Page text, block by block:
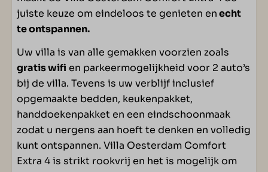
Steiger met zwemtrap
Tuin
Tuinmeubilair
Twee zonneligbedden
juiste keuze om eindeloos te genieten enecht
te ontspannen.
Uw villa is van alle gemakken voorzien zoals
gratis wifi en parkeermogelijkheid voor 2 auto’s
bij de villa. Tevens is uw verblijf inclusief
opgemaakte bedden, keukenpakket,
handdoekenpakket en een eindschoonmaak
zodat u nergens aan hoeft te denken en volledig
kunt ontspannen. Villa Oesterdam Comfort
Extra 4 is strikt rookvrij en het is mogelijk om